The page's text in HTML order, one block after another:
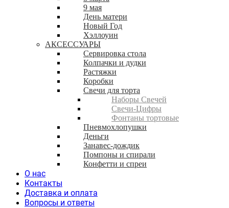
9 мая
День матери
Новый Год
Хэллоуин
АКСЕССУАРЫ
Сервировка стола
Колпачки и дудки
Растяжки
Коробки
Свечи для торта
Наборы Свечей
Свечи-Цифры
Фонтаны тортовые
Пневмохлопушки
Деньги
Занавес-дождик
Помпоны и спирали
Конфетти и спреи
О нас
Контакты
Доставка и оплата
Вопросы и ответы